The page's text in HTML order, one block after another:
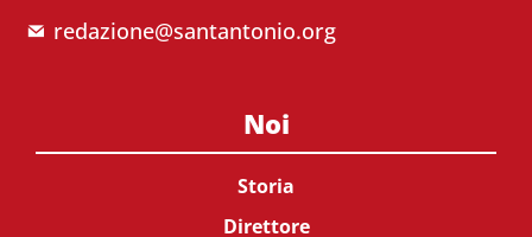
redazione@santantonio.org
Noi
Storia
Direttore